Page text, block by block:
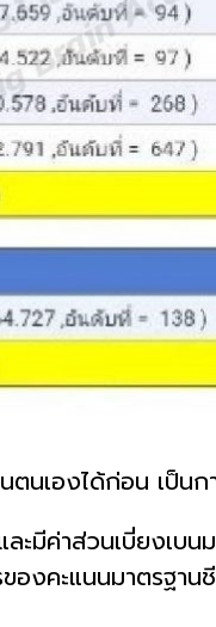
นเองได้ก่อน เป็
มีค่าส่วนเบี่ยงเบ
องคะแนนมาตรฐ